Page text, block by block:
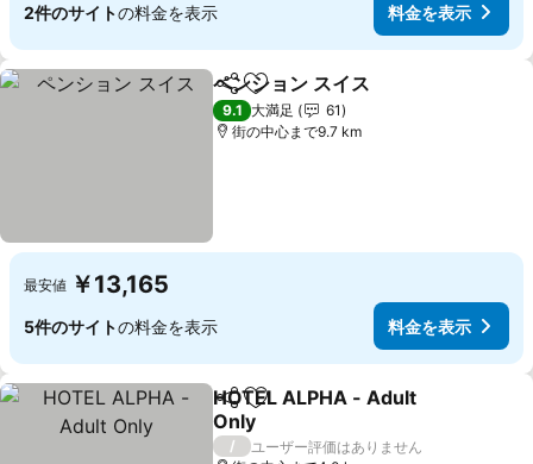
2件のサイトの料金を表示 料金を表示
シェアお気に入りに追加
ペンション スイス
9.1 大満足
61
街の中心まで9.7 km
最安値 ￥13,165
5件のサイトの料金を表示 料金を表示
シェアお気に入りに追加
HOTEL ALPHA - Adult
Only
/
ユーザー評価はありません